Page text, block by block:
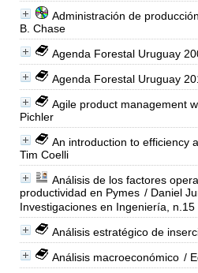
Administración de
B. Chase
Agenda Forestal Uruguay
Agenda Forestal Uruguay
Agile product management
Pichler
An introduction to efficiency
Tim Coelli
Análisis de los factores
productividad en Pymes / Daniel
Investigaciones en Ingeniería, n.15
Análisis estratégico de
Análisis macroeconómico /